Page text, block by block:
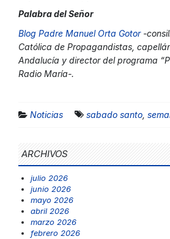
Palabra del Señor
Blog Padre Manuel Orta Gotor -
Católica de Propagandistas,
Andalucía y director del programa
Radio María-.
Noticias sabado santo
ARCHIVOS
julio 2026
junio 2026
mayo 2026
abril 2026
marzo 2026
febrero 2026